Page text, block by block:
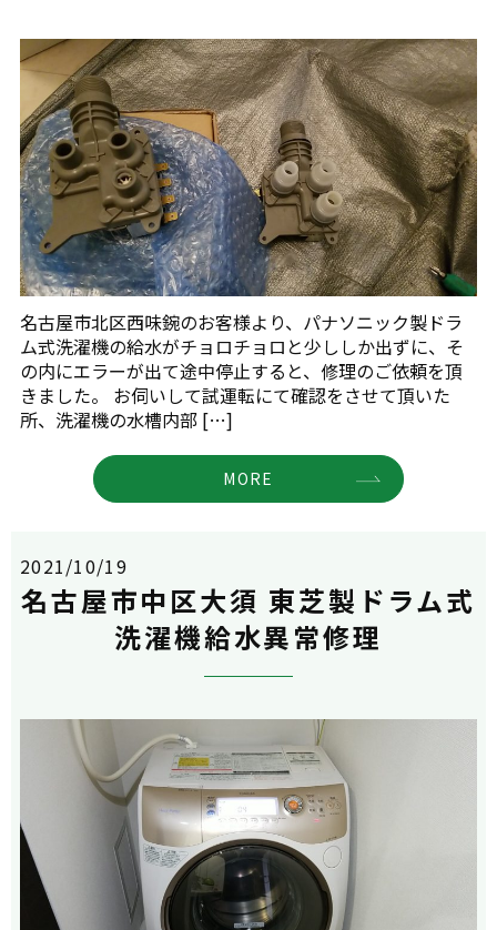
名古屋市北区西味鋺のお客様より、パナソニック製ドラ
ム式洗濯機の給水がチョロチョロと少ししか出ずに、そ
の内にエラーが出て途中停止すると、修理のご依頼を頂
きました。 お伺いして試運転にて確認をさせて頂いた
所、洗濯機の水槽内部 […]
MORE
2021/10/19
名古屋市中区大須 東芝製ドラム式
洗濯機給水異常修理